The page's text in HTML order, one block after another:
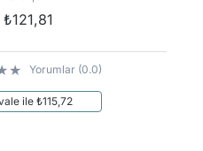
₺121,81
Yorumlar (0.0)
ile ₺115,72